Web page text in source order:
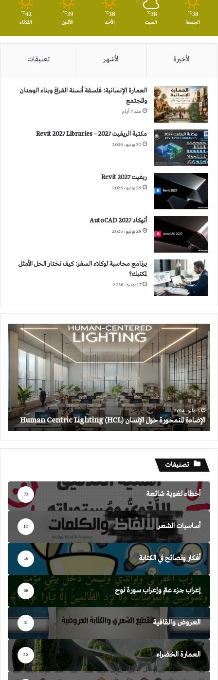
38
℃
الجمعة
38
℃
السبت
38
℃
الأحد
39
℃
الأثنين
42
℃
الثلاثاء
الأخيرة الأشهر تعليقات
العمارة الإنسانية: فلسفة أنسنة الفراغ وبناء الوجدان
والمجتمع
منذ 7 أيام
مكتبة الريفيت 2027 – Revit 2027 Libraries
30 يونيو، 2026
ريفيت 2027 Revit
29 يونيو، 2026
أتوكاد 2027 AutoCAD
29 يونيو، 2026
برنامج محاسبة لوكلاء السفر: كيف تختار الحل الأمثل
لمكتبك؟
17 يونيو، 2026
الإضاءة
المتمحورة
حول
الإنسان
(HCL)
Human
Centric
Lighting
3 يوليو، 2024
الإضاءة المتمحورة حول الإنسان (HCL) Human Centric Lighting
تصنيفات
أخطاء لغوية شائعة 73
أساسيات الشعر 10
أفكار ونصائح في الكتابة 16
إعراب جزء عمّ وإعراب سورة نوح 68
العروض والقافية 31
العمارة الخضراء 22